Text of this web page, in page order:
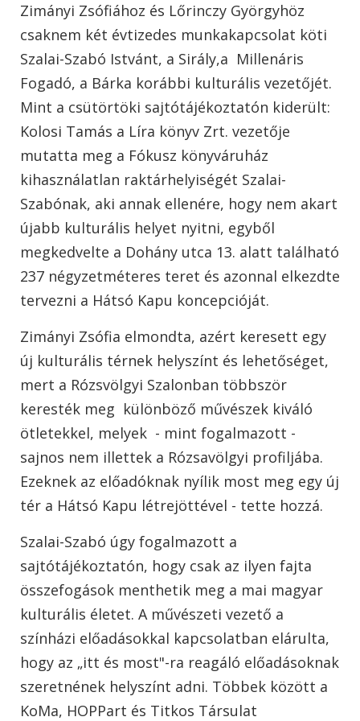
Zimányi Zsófiához és Lőrinczy Györgyhöz
csaknem két évtizedes munkakapcsolat köti
Szalai-Szabó Istvánt, a Sirály,a Millenáris
Fogadó, a Bárka korábbi kulturális vezetőjét.
Mint a csütörtöki sajtótájékoztatón kiderült:
Kolosi Tamás a Líra könyv Zrt. vezetője
mutatta meg a Fókusz könyváruház
kihasználatlan raktárhelyiségét Szalai-
Szabónak, aki annak ellenére, hogy nem akart
újabb kulturális helyet nyitni, egyből
megkedvelte a Dohány utca 13. alatt található
237 négyzetméteres teret és azonnal elkezdte
tervezni a Hátsó Kapu koncepcióját.
Zimányi Zsófia elmondta, azért keresett egy
új kulturális térnek helyszínt és lehetőséget,
mert a Rózsvölgyi Szalonban többször
keresték meg különböző művészek kiváló
ötletekkel, melyek - mint fogalmazott -
sajnos nem illettek a Rózsavölgyi profiljába.
Ezeknek az előadóknak nyílik most meg egy új
tér a Hátsó Kapu létrejöttével - tette hozzá.
Szalai-Szabó úgy fogalmazott a
sajtótájékoztatón, hogy csak az ilyen fajta
összefogások menthetik meg a mai magyar
kulturális életet. A művészeti vezető a
színházi előadásokkal kapcsolatban elárulta,
hogy az „itt és most"-ra reagáló előadásoknak
szeretnének helyszínt adni. Többek között a
KoMa, HOPPart és Titkos Társulat